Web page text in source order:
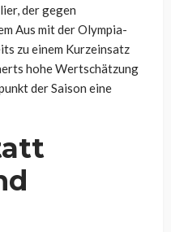
der gegen
Aus mit der Olympia-
zu einem Kurzeinsatz
hohe Wertschätzung
der Saison eine